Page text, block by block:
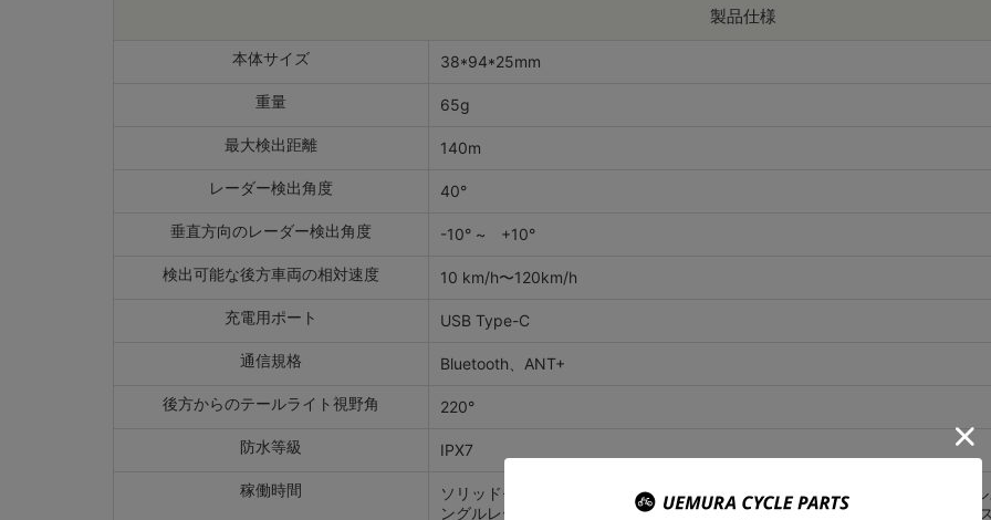
製品仕様
本体サイズ 38*94*25mm
重量 65g
最大検出距離 140m
レーダー検出角度 40°
垂直方向のレーダー検出角度 -10° ~ +10°
検出可能な後方車両の相対速度 10 km/h〜120km/h
充電用ポート USB Type-C
通信規格 Bluetooth、ANT+
後方からのテールライト視野角 220°
防水等級 IPX7
稼働時間
ソリッドモード6時間、フラッシュモード10時間、プロトンモード8時間、パ
ングルレーダーモード16時間、スタンバイモード3ヶ月（明るさはカスタマイ